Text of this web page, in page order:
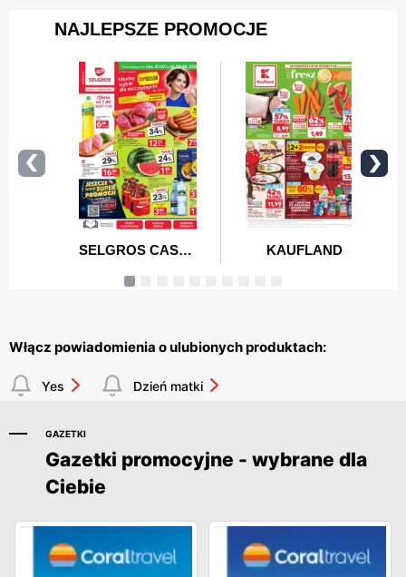
Włącz powiadomienia o ulubionych produktach:
Yes Dzień matki
GAZETKI
Gazetki promocyjne - wybrane dla
Ciebie